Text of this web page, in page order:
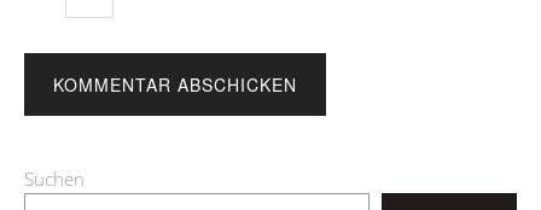
Suchen